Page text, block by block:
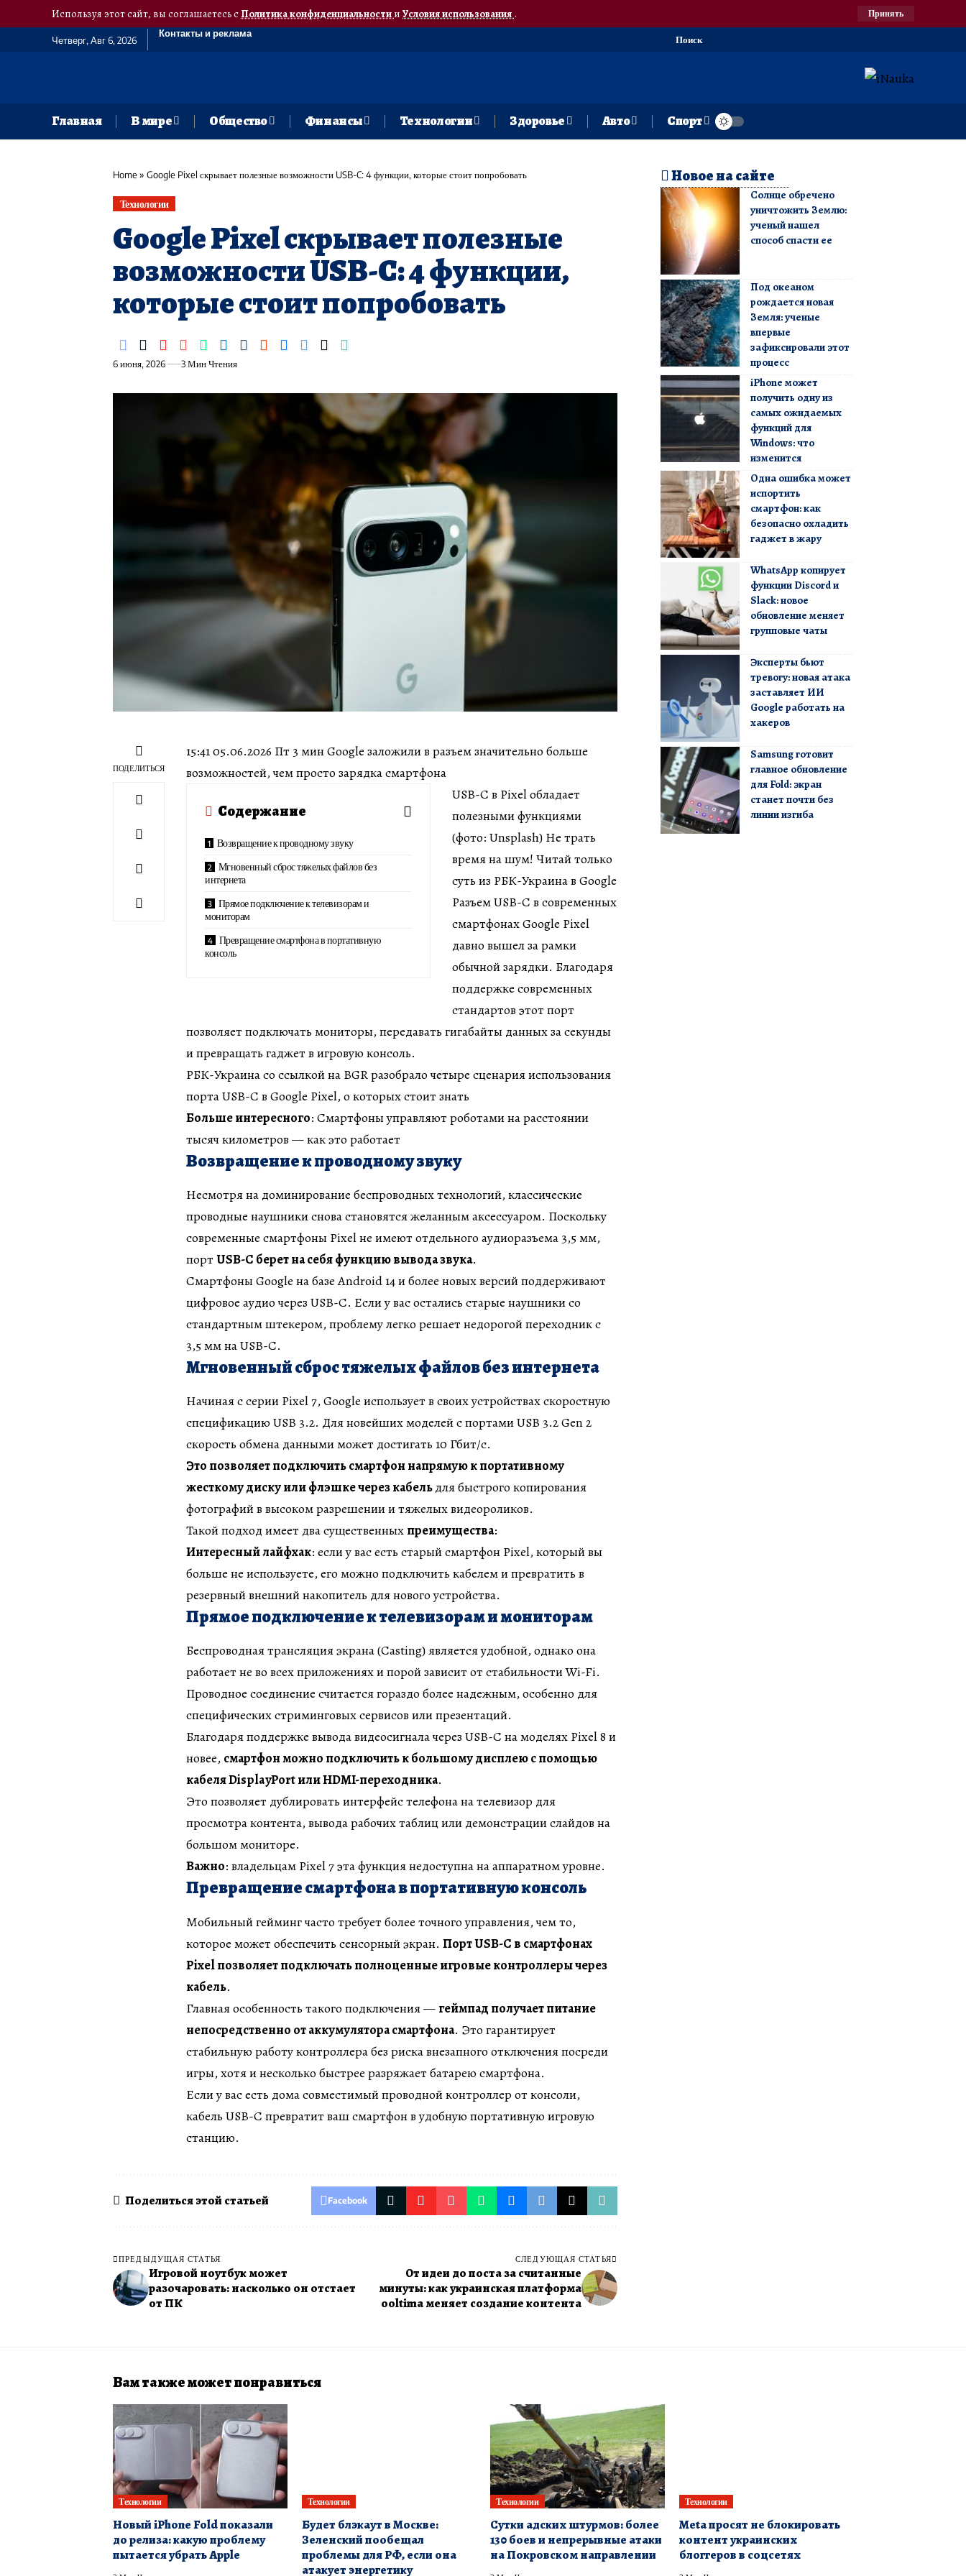
Используя этот сайт, вы соглашаетесь сПолитика конфиденциальностии Условия использования. Принять
Четверг, Авг 6, 2026
Контакты и реклама
Поиск
Главная В мире Общество Финансы Технологии Здоровье Авто Спорт
Home» Google Pixel скрывает полезные возможности USB-C: 4 функции, которые стоит попробовать
Технологии
Google Pixel скрывает полезные
возможности USB-C: 4 функции,
которые стоит попробовать
6 июня, 2026 3 Мин Чтения
ПОДЕЛИТЬСЯ
15:41 05.06.2026 Пт 3 мин Google заложили в разъем значительно больше
возможностей, чем просто зарядка смартфона
Содержание
Возвращение к проводному звуку
Мгновенный сброс тяжелых файлов без
интернета
Прямое подключение к телевизорам и
мониторам
Превращение смартфона в портативную
консоль
USB-C в Pixel обладает
полезными функциями
(фото: Unsplash) Не трать
время на шум! Читай только
суть из РБК-Украина в Google
Разъем USB-C в современных
смартфонах Google Pixel
давно вышел за рамки
обычной зарядки. Благодаря
поддержке современных
стандартов этот порт
позволяет подключать мониторы, передавать гигабайты данных за секунды
и превращать гаджет в игровую консоль.
РБК-Украина со ссылкой на BGR разобрало четыре сценария использования
порта USB-C в Google Pixel, о которых стоит знать
Больше интересного: Смартфоны управляют роботами на расстоянии
тысяч километров — как это работает
Возвращение к проводному звуку
Несмотря на доминирование беспроводных технологий, классические
проводные наушники снова становятся желанным аксессуаром. Поскольку
современные смартфоны Pixel не имеют отдельного аудиоразъема 3,5 мм,
порт USB-C берет на себя функцию вывода звука.
Смартфоны Google на базе Android 14 и более новых версий поддерживают
цифровое аудио через USB-C. Если у вас остались старые наушники со
стандартным штекером, проблему легко решает недорогой переходник с
3,5 мм на USB-C.
Мгновенный сброс тяжелых файлов без интернета
Начиная с серии Pixel 7, Google использует в своих устройствах скоростную
спецификацию USB 3.2. Для новейших моделей с портами USB 3.2 Gen 2
скорость обмена данными может достигать 10 Гбит/с.
Это позволяет подключить смартфон напрямую к портативному
жесткому диску или флэшке через кабельдля быстрого копирования
фотографий в высоком разрешении и тяжелых видеороликов.
Такой подход имеет два существенных преимущества:
Интересный лайфхак: если у вас есть старый смартфон Pixel, который вы
больше не используете, его можно подключить кабелем и превратить в
резервный внешний накопитель для нового устройства.
Прямое подключение к телевизорам и мониторам
Беспроводная трансляция экрана (Casting) является удобной, однако она
работает не во всех приложениях и порой зависит от стабильности Wi-Fi.
Проводное соединение считается гораздо более надежным, особенно для
специфических стриминговых сервисов или презентаций.
Благодаря поддержке вывода видеосигнала через USB-C на моделях Pixel 8 и
новее, смартфон можно подключить к большому дисплею с помощью
кабеля DisplayPort или HDMI-переходника.
Это позволяет дублировать интерфейс телефона на телевизор для
просмотра контента, вывода рабочих таблиц или демонстрации слайдов на
большом мониторе.
Важно: владельцам Pixel 7 эта функция недоступна на аппаратном уровне.
Превращение смартфона в портативную консоль
Мобильный гейминг часто требует более точного управления, чем то,
которое может обеспечить сенсорный экран. Порт USB-C в смартфонах
Pixel позволяет подключать полноценные игровые контроллеры через
кабель.
Главная особенность такого подключения — геймпад получает питание
непосредственно от аккумулятора смартфона. Это гарантирует
стабильную работу контроллера без риска внезапного отключения посреди
игры, хотя и несколько быстрее разряжает батарею смартфона.
Если у вас есть дома совместимый проводной контроллер от консоли,
кабель USB-C превратит ваш смартфон в удобную портативную игровую
станцию.
Поделиться этой статьей Facebook
ПРЕДЫДУЩАЯ СТАТЬЯ
Игровой ноутбук может
разочаровать: насколько он отстает
от ПК
СЛЕДУЮЩАЯ СТАТЬЯ
От идеи до поста за считанные
минуты: как украинская платформа
ooltima меняет создание контента
Новое на сайте
Солнце обречено
уничтожить Землю:
ученый нашел
способ спасти ее
Под океаном
рождается новая
Земля: ученые
впервые
зафиксировали этот
процесс
iPhone может
получить одну из
самых ожидаемых
функций для
Windows: что
изменится
Одна ошибка может
испортить
смартфон: как
безопасно охладить
гаджет в жару
WhatsApp копирует
функции Discord и
Slack: новое
обновление меняет
групповые чаты
Эксперты бьют
тревогу: новая атака
заставляет ИИ
Google работать на
хакеров
Samsung готовит
главное обновление
для Fold: экран
станет почти без
линии изгиба
Вам также может понравиться
Технологии
Новый iPhone Fold показали
до релиза: какую проблему
пытается убрать Apple
Технологии
Будет блэкаут в Москве:
Зеленский пообещал
проблемы для РФ, если она
атакует энергетику
Технологии
Сутки адских штурмов: более
130 боев и непрерывные атаки
на Покровском направлении
Технологии
Meta просят не блокировать
контент украинских
блоггеров в соцсетях